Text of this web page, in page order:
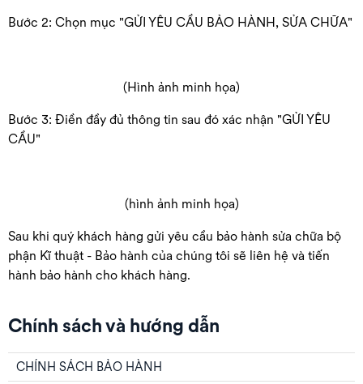
Chính sách và hướng dẫn
CHÍNH SÁCH BẢO HÀNH
Bước 2: Chọn mục "GỬI YÊU CẦU BẢO HÀNH, SỬA CHỮA"
(Hình ảnh minh họa)
Bước 3: Điền đầy đủ thông tin sau đó xác nhận "GỬI YÊU
CẦU"
(hình ảnh minh họa)
Sau khi quý khách hàng gửi yêu cầu bảo hành sửa chữa bộ
phận Kĩ thuật - Bảo hành của chúng tôi sẽ liên hệ và tiến
hành bảo hành cho khách hàng.